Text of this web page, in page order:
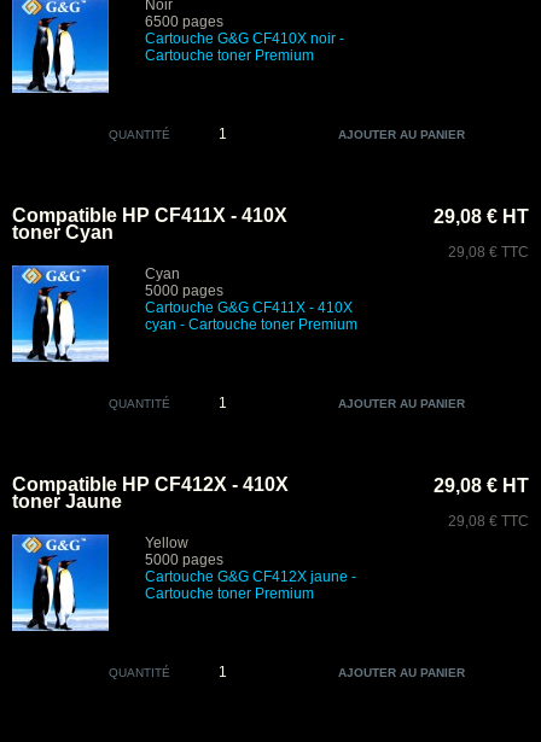
Noir
6500 pages
Cartouche G&G CF410X noir -
Cartouche toner Premium
QUANTITÉ
Compatible HP CF411X - 410X
toner Cyan
Cyan
5000 pages
Cartouche G&G CF411X - 410X
cyan - Cartouche toner Premium
29,08 € HT
29,08 € TTC
QUANTITÉ
Compatible HP CF412X - 410X
toner Jaune
Yellow
5000 pages
Cartouche G&G CF412X jaune -
Cartouche toner Premium
29,08 € HT
29,08 € TTC
QUANTITÉ